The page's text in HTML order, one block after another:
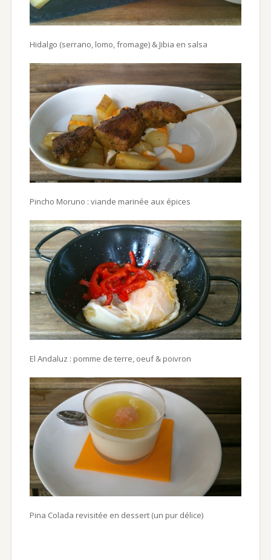
Hidalgo (serrano, lomo, fromage) & Jibia en salsa
Pincho Moruno : viande marinée aux épices
El Andaluz : pomme de terre, oeuf & poivron
Pina Colada revisitée en dessert (un pur délice)